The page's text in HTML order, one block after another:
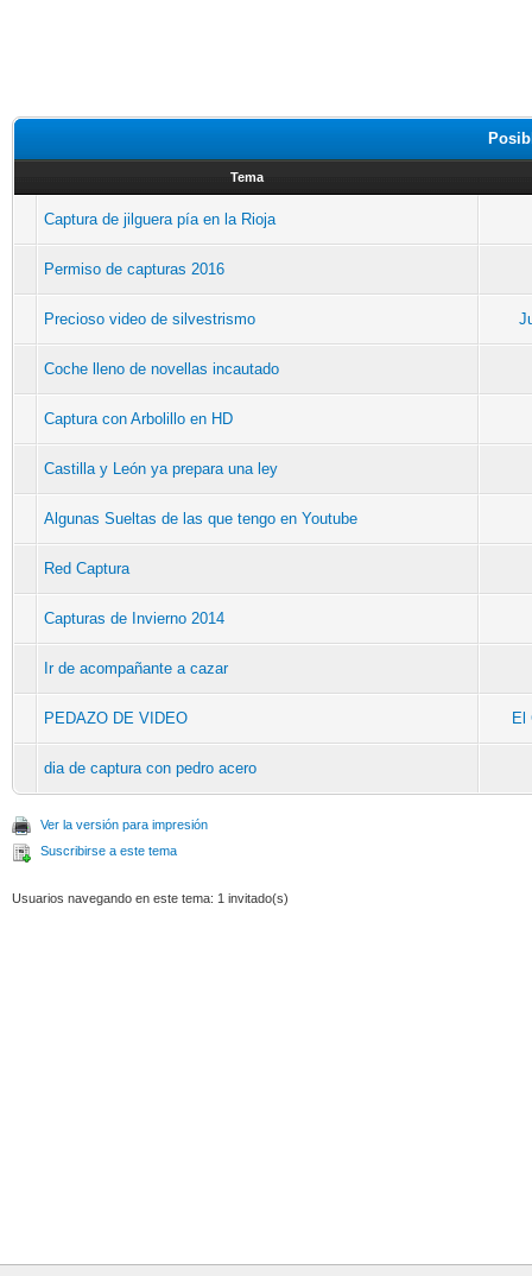
Tema
Captura de jilguera pía en la Rioja
Permiso de capturas 2016
Precioso video de silvestrismo
Coche lleno de novellas incautado
Captura con Arbolillo en HD
Castilla y León ya prepara una ley
Algunas Sueltas de las que tengo en Youtube
Red Captura
Capturas de Invierno 2014
Ir de acompañante a cazar
PEDAZO DE VIDEO El
dia de captura con pedro acero
Ver la versión para impresión
Suscribirse a este tema
Usuarios navegando en este tema: 1 invitado(s)